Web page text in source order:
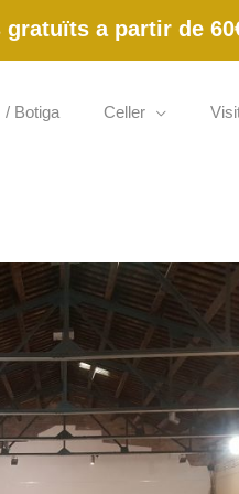
a partir de
/ Botiga Celler